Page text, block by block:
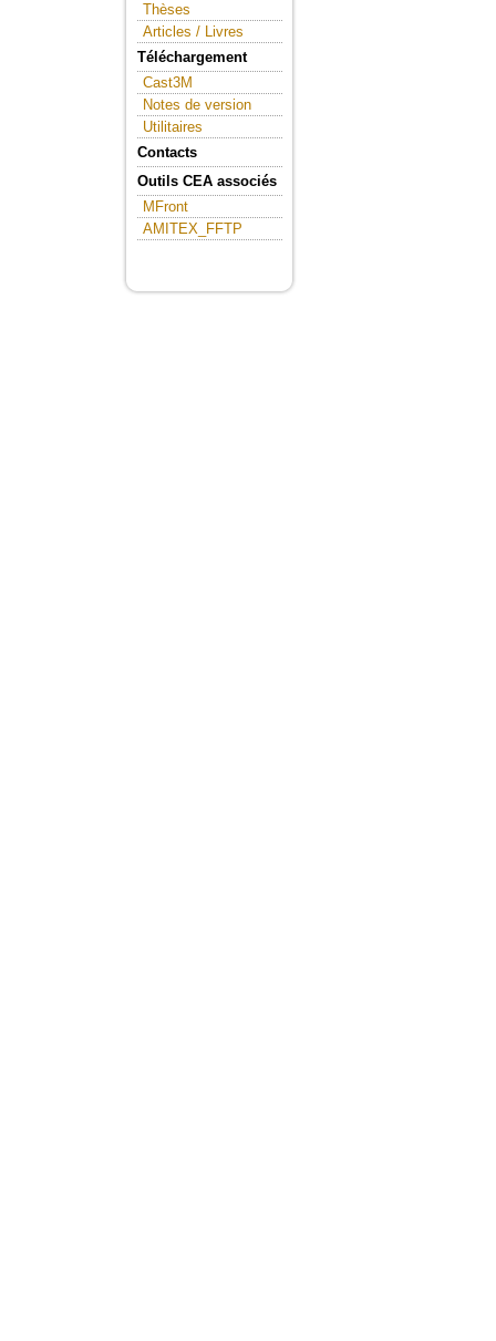
Thèses
Articles / Livres
Téléchargement
Cast3M
Notes de version
Utilitaires
Contacts
Outils CEA associés
MFront
AMITEX_FFTP